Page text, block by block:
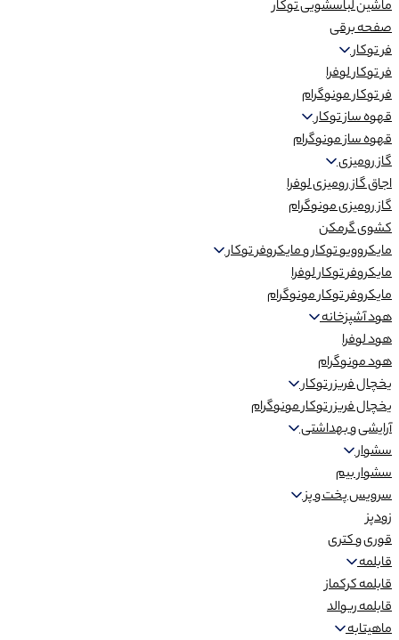
ماشین لباسشویی توکار
صفحه برقی
فر توکار
فر توکار لوفرا
فر توکار مونوگرام
قهوه ساز توکار
قهوه ساز مونوگرام
گاز رومیزی
اجاق گاز رومیزی لوفرا
گاز رومیزی مونوگرام
کشوی گرمکن
مایکروویو توکار و مایکروفر توکار
مایکروفر توکار لوفرا
مایکروفر توکار مونوگرام
هود آشپزخانه
هود لوفرا
هود مونوگرام
یخچال فریزر توکار
یخچال فریزر توکار مونوگرام
آرایشی و بهداشتی
سشوار
سشوار بیم
سرویس پخت و پز
زودپز
قوری و کتری
قابلمه
قابلمه کرکماز
قابلمه ریوالد
ماهیتابه